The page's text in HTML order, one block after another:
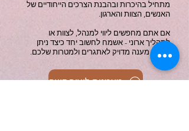
מתחיל בהיכרות ובהבנת הצרכים הייחודיים של
האנשים, הצוות והארגון.
אם אתם מחפשים ליווי למנהל, לצוות או
לתהליך ארוני - אשמח לחשוב יחד כיצד ניתן
לבנות מענה מדויק לאתגרים ולמטרות שלכם.
מוזמנים ליצור קשר